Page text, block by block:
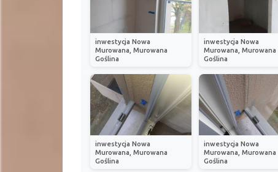
inwestycja Nowa
Murowana, Murowana
Goślina
inwestycja Nowa
Murowana, Murowana
Goślina
inwestycja Nowa
Murowana, Murowana
Goślina
inwestycja Nowa
Murowana, Murowana
Goślina